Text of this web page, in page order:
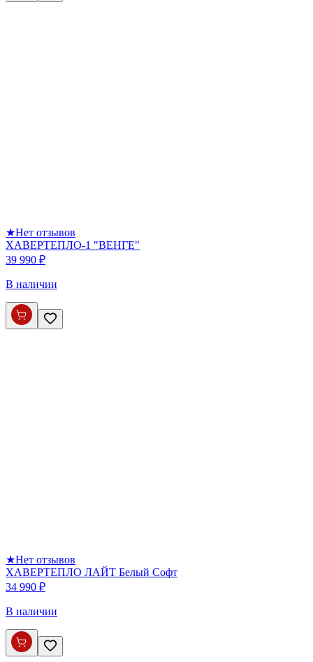
★Нет отзывов
ХАВЕРТЕПЛО-1 "ВЕНГЕ"
39 990 ₽
В наличии
★Нет отзывов
ХАВЕРТЕПЛО ЛАЙТ Белый Софт
34 990 ₽
В наличии